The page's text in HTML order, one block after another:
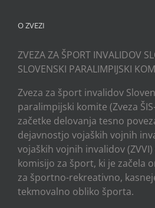
O ZVEZI
ZVEZA ZA ŠPORT INVALIDOV
SLOVENSKI PARALIMPIJSKI
Zveza za šport invalidov
paralimpijski komite (Zveza
začetke delovanja tesno
dejavnostjo vojaških vojnih
vojaških vojnih invalidov
komisijo za šport, ki je začela
za športno-rekreativno,
tekmovalno obliko športa.